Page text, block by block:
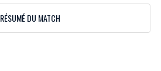
RÉSUMÉ DU MATCH